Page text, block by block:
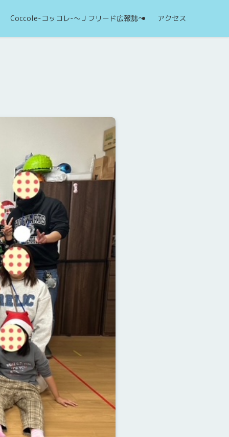
Coccole-コッコレ-～Ｊフリード広報誌～ アクセス